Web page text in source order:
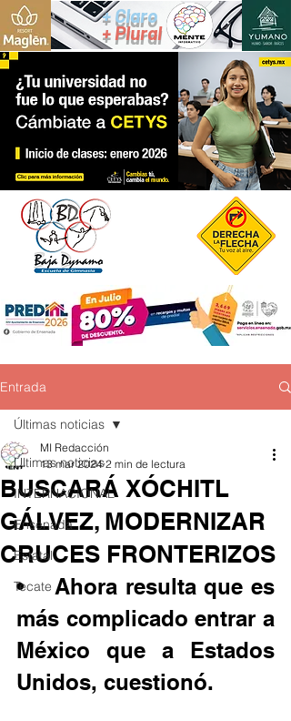
+ Claro
+ Plural
Entrada
Últimas noticias
INTERNACIONAL
Ensenada
Estatal
Tecate
Últimas noticias
BUSCARÁ XÓCHITL
GÁLVEZ, MODERNIZAR
CRUCES FRONTERIZOS
MI Redacción
13 mar 2024 2 min de lectura
•	Ahora resulta que es
más complicado entrar a
México que a Estados
Unidos, cuestionó.